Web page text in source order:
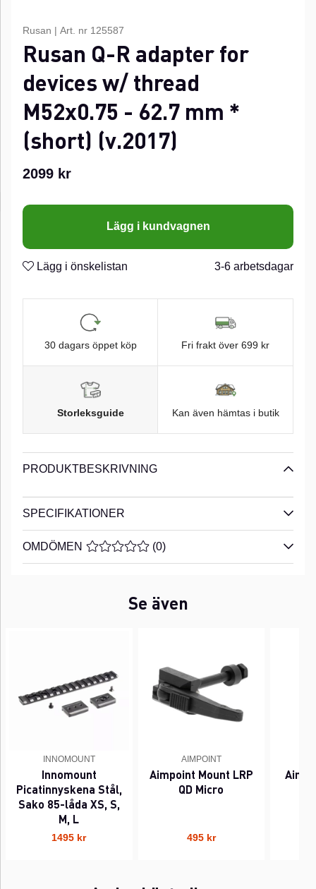
Rusan | Art. nr 125587
Rusan Q-R adapter for
devices w/ thread
M52x0.75 - 62.7 mm *
(short) (v.2017)
2099 kr
Lägg i kundvagnen
Lägg i önskelistan 3-6 arbetsdagar
30 dagars öppet köp Fri frakt över 699 kr
Storleksguide Kan även hämtas i butik
PRODUKTBESKRIVNING
SPECIFIKATIONER
OMDÖMEN MEDELBETYG 0 AV 5 ANTAL BETYG 0
(0)
Se även
INNOMOUNT
Innomount
Picatinnyskena Stål,
Sako 85-låda XS, S,
M, L
1495 kr
AIMPOINT
Aimpoint Mount LRP
QD Micro
495 kr